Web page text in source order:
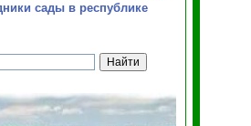
сады в республике